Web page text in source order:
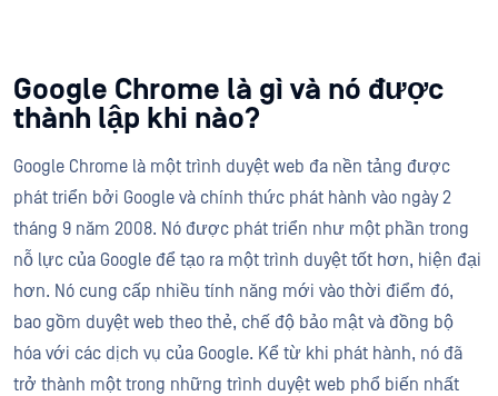
Google Chrome là gì và nó được
thành lập khi nào?
Google Chrome là một trình duyệt web đa nền tảng được
phát triển bởi Google và chính thức phát hành vào ngày 2
tháng 9 năm 2008. Nó được phát triển như một phần trong
nỗ lực của Google để tạo ra một trình duyệt tốt hơn, hiện đại
hơn. Nó cung cấp nhiều tính năng mới vào thời điểm đó,
bao gồm duyệt web theo thẻ, chế độ bảo mật và đồng bộ
hóa với các dịch vụ của Google. Kể từ khi phát hành, nó đã
trở thành một trong những trình duyệt web phổ biến nhất